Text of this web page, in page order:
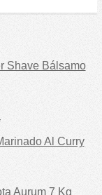
Shave Bálsamo
Al Curry
Aurum 7 Kg